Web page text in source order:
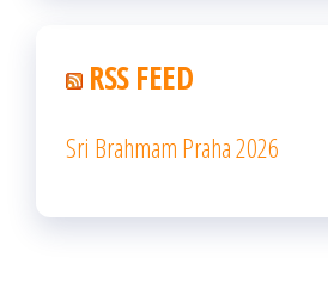
RSS FEED
Sri Brahmam Praha 2026